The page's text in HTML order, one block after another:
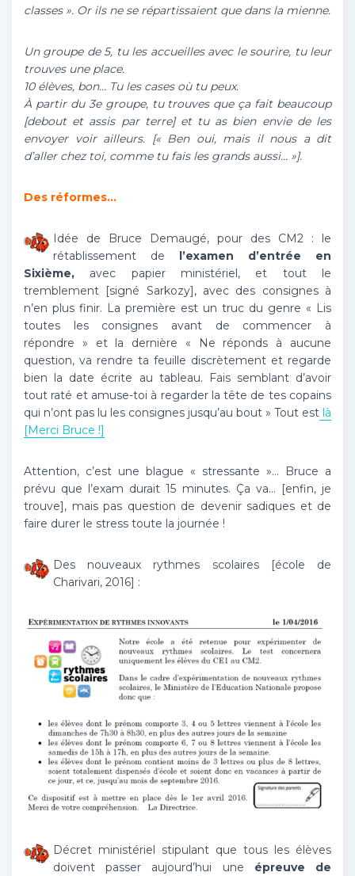
classes ». Or ils ne se répartissaient que dans la mienne.
Un groupe de 5, tu les accueilles avec le sourire, tu leur
trouves une place.
10 élèves, bon… Tu les cases où tu peux.
À partir du 3e groupe, tu trouves que ça fait beaucoup
[debout et assis par terre] et tu as bien envie de les
envoyer voir ailleurs. [« Ben oui, mais il nous a dit
d’aller chez toi, comme tu fais les grands aussi… »].
Des réformes…
Idée de Bruce Demaugé, pour des CM2 : le
rétablissement de l’examen d’entrée en
Sixième, avec papier ministériel, et tout le
tremblement [signé Sarkozy], avec des consignes à
n’en plus finir. La première est un truc du genre « Lis
toutes les consignes avant de commencer à
répondre » et la dernière « Ne réponds à aucune
question, va rendre ta feuille discrètement et regarde
bien la date écrite au tableau. Fais semblant d’avoir
tout raté et amuse-toi à regarder la tête de tes copains
qui n’ont pas lu les consignes jusqu’au bout » Tout est là
[Merci Bruce !]
Attention, c’est une blague « stressante »… Bruce a
prévu que l’exam durait 15 minutes. Ça va… [enfin, je
trouve], mais pas question de devenir sadiques et de
faire durer le stress toute la journée !
Des nouveaux rythmes scolaires [école de
Charivari, 2016] :
Décret ministériel stipulant que tous les élèves
doivent passer aujourd’hui une épreuve de